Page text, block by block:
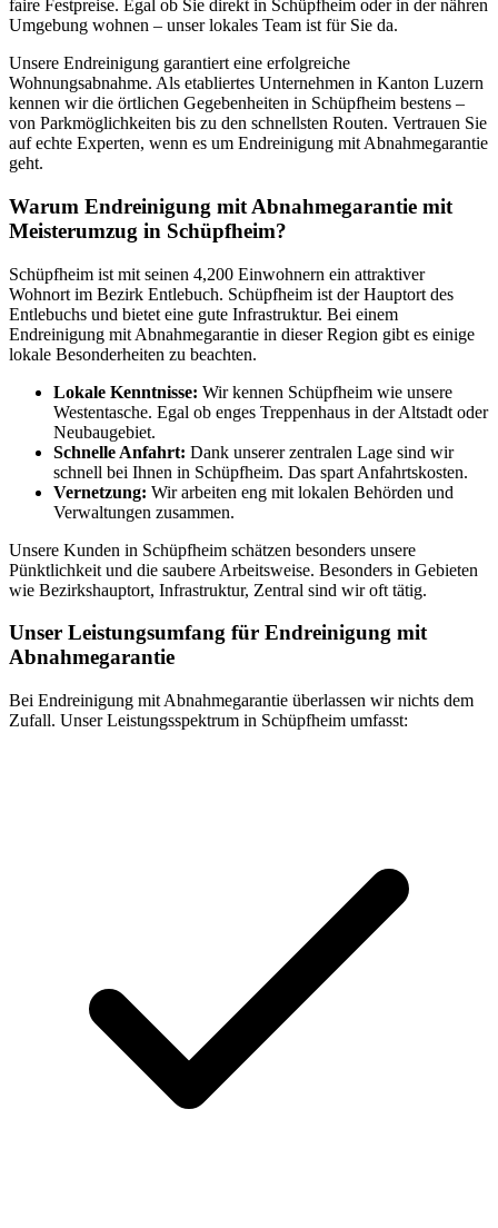
faire Festpreise. Egal ob Sie direkt in Schüpfheim oder in der nähren
Umgebung wohnen – unser lokales Team ist für Sie da.
Unsere Endreinigung garantiert eine erfolgreiche
Wohnungsabnahme. Als etabliertes Unternehmen in Kanton Luzern
kennen wir die örtlichen Gegebenheiten in Schüpfheim bestens –
von Parkmöglichkeiten bis zu den schnellsten Routen. Vertrauen Sie
auf echte Experten, wenn es um Endreinigung mit Abnahmegarantie
geht.
Warum Endreinigung mit Abnahmegarantie mit
Meisterumzug in Schüpfheim?
Schüpfheim ist mit seinen 4,200 Einwohnern ein attraktiver
Wohnort im Bezirk Entlebuch. Schüpfheim ist der Hauptort des
Entlebuchs und bietet eine gute Infrastruktur. Bei einem
Endreinigung mit Abnahmegarantie in dieser Region gibt es einige
lokale Besonderheiten zu beachten.
Lokale Kenntnisse: Wir kennen Schüpfheim wie unsere
Westentasche. Egal ob enges Treppenhaus in der Altstadt oder
Neubaugebiet.
Schnelle Anfahrt: Dank unserer zentralen Lage sind wir
schnell bei Ihnen in Schüpfheim. Das spart Anfahrtskosten.
Vernetzung: Wir arbeiten eng mit lokalen Behörden und
Verwaltungen zusammen.
Unsere Kunden in Schüpfheim schätzen besonders unsere
Pünktlichkeit und die saubere Arbeitsweise. Besonders in Gebieten
wie Bezirkshauptort, Infrastruktur, Zentral sind wir oft tätig.
Unser Leistungsumfang für Endreinigung mit
Abnahmegarantie
Bei Endreinigung mit Abnahmegarantie überlassen wir nichts dem
Zufall. Unser Leistungsspektrum in Schüpfheim umfasst: